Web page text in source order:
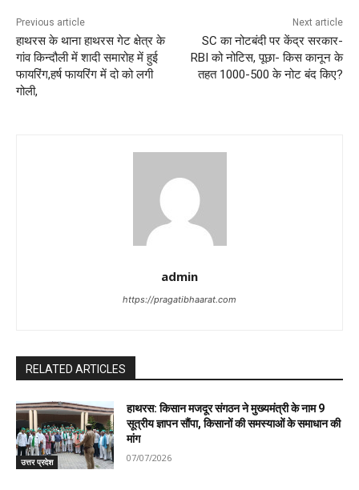
Previous article
हाथरस के थाना हाथरस गेट क्षेत्र के
गांव किन्दौली में शादी समारोह में हुई
फायरिंग,हर्ष फायरिंग में दो को लगी
गोली,
Next article
SC का नोटबंदी पर केंद्र सरकार-
RBI को नोटिस, पूछा- किस कानून के
तहत 1000-500 के नोट बंद किए?
admin
https://pragatibhaarat.com
RELATED ARTICLES
उत्तर प्रदेश
हाथरस: किसान मजदूर संगठन ने मुख्यमंत्री के नाम 9
सूत्रीय ज्ञापन सौंपा, किसानों की समस्याओं के समाधान की
मांग
07/07/2026